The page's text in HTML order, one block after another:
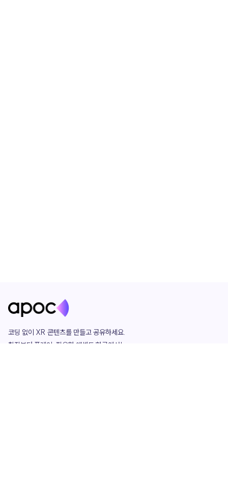
코딩 없이 XR 콘텐츠를 만들고 공유하세요.
창작부터 플레이, 필요한 애셋도 한곳에서!